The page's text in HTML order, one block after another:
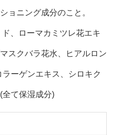
ョニング成分のこと。
、ローマカミツレ花エキ
スクバラ花水、ヒアルロン
ーゲンエキス、シロキク
全て保湿成分)